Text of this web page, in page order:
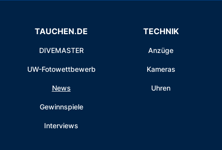
TAUCHEN.DE
DIVEMASTER
UW-Fotowettbewerb
News
Gewinnspiele
Interviews
TECHNIK
Anzüge
Kameras
Uhren